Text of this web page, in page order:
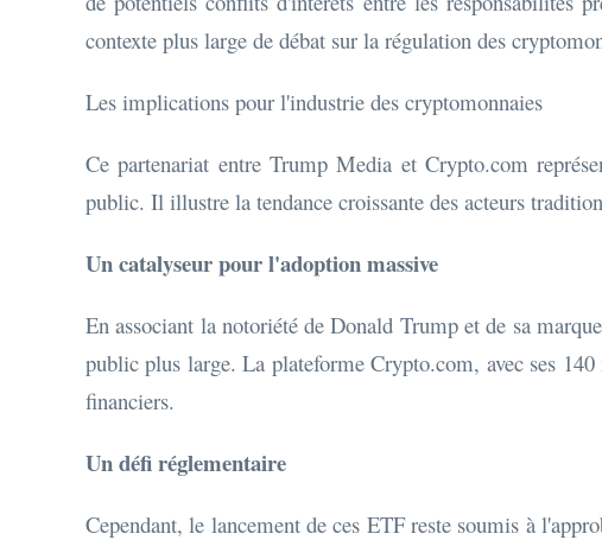
contexte plus large de débat sur la régulation des
Les implications pour l'industrie des cryptomonnaies
Ce partenariat entre Trump Media et Crypto.com
public. Il illustre la tendance croissante des acteurs
Un catalyseur pour l'adoption massive
En associant la notoriété de Donald Trump et de sa
public plus large. La plateforme Crypto.com, avec ses
financiers.
Un défi réglementaire
Cependant, le lancement de ces ETF reste soumis à